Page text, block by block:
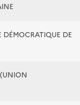
DÉMOCRATIQUE DE
(UNION